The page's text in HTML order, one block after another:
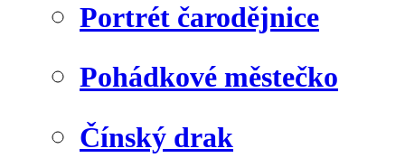
Portrét čarodějnice
Pohádkové městečko
Čínský drak